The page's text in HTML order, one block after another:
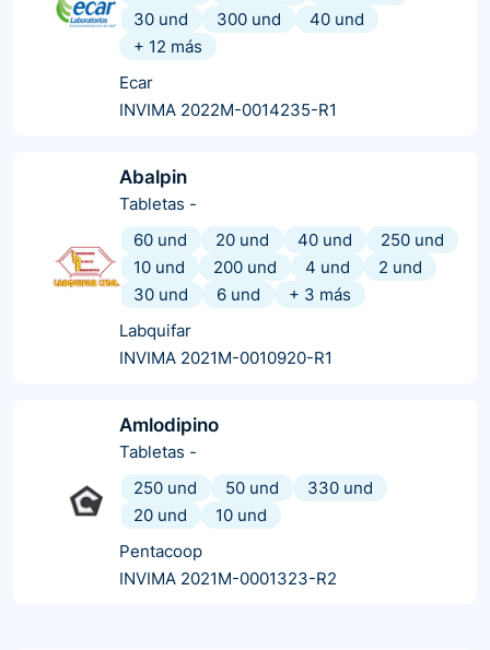
30 und
300 und
40 und
+ 12 más
Ecar
INVIMA 2022M-0014235-R1
Abalpin
Tabletas -
60 und
20 und 40 und
250 und
10 und
200 und 4 und
2 und
30 und
6 und + 3 más
Labquifar
INVIMA 2021M-0010920-R1
Amlodipino
Tabletas -
250 und
50 und
330 und
20 und
10 und
Pentacoop
INVIMA 2021M-0001323-R2